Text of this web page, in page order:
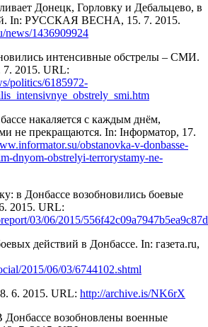
Донецк, Горловку и Дебальцево, в
In: РУССКАЯ ВЕСНА, 15. 7. 2015.
news/1436909924
интенсивные обстрелы – СМИ.
2015. URL:
politics/6185972-
накаляется с каждым днём,
не прекращаются. In: Інформатор, 17.
obstanovka-v-donbasse-
dnyom-obstrelyi-terrorystamy-ne-
в Донбассе возобновились боевые
2015. URL:
03/06/2015/
действий в Донбассе. In: газета.ru,
2015/06/03/6744102.shtml
6. 2015. URL: http://archive.is/NK6rX
возобновлены военные